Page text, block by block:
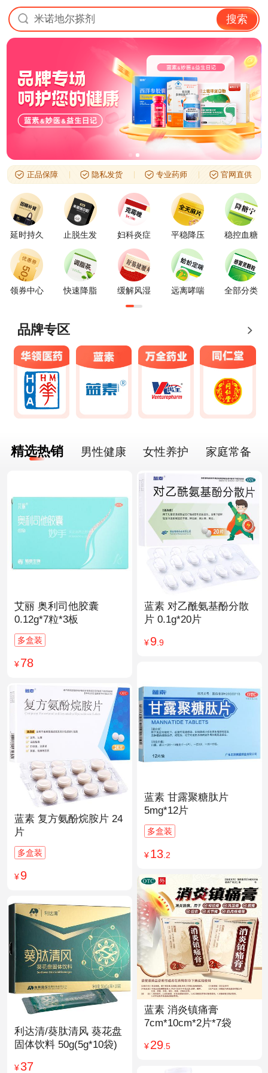
米诺地尔搽剂 搜索
正品保障 隐私发货 专业药师 官网直供
延时持久 止脱生发 妇科炎症 平稳降压 稳控血糖
领券中心 快速降脂 缓解风湿 远离哮喘 全部分类
品牌专区
精选热销 男性健康 女性养护 家庭常备
艾丽 奥利司他胶囊
0.12g*7粒*3板
多盒装
¥78
蓝素 对乙酰氨基酚分散
片 0.1g*20片
¥9.9
蓝素 甘露聚糖肽片
5mg*12片
多盒装
¥13.2
蓝素 复方氨酚烷胺片 24
片
多盒装
¥9
蓝素 消炎镇痛膏
7cm*10cm*2片*7袋
¥29.5
利达清/葵肽清风 葵花盘
固体饮料 50g(5g*10袋)
¥37